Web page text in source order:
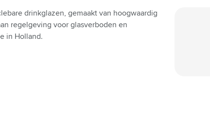
drinkglazen, gemaakt van hoogwaardig
regelgeving voor glasverboden en
in Holland.